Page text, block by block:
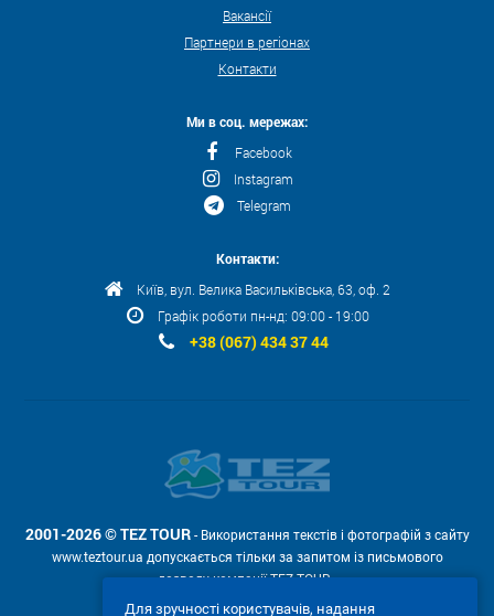
Вакансії
Партнери в регіонах
Контакти
Ми в соц. мережах:
Facebook
Instagram
Telegram
Контакти:
Київ, вул. Велика Васильківська, 63, оф. 2
Графік роботи пн-нд: 09:00 - 19:00
+38 (067) 434 37 44
2001-2026 © TEZ TOUR - Використання текстів і фотографій з сайту
www.teztour.ua допускається тільки за запитом із письмового
дозволу компанії TEZ TOUR .
Для зручності користувачів, надання